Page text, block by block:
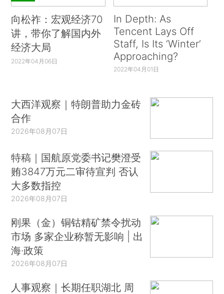
向松祚：宏观经济70
讲，带你了解国内外
经济大局
2022年04月06日
In Depth: As
Tencent Lays Off
Staff, Is Its ‘Winter’
Approaching?
2022年04月01日
大西洋观察｜特朗普助力金砖
合作
2026年08月07日
特稿｜国航原党委书记樊澄受
贿3847万元二审待宣判 否认
大多数指控
2026年08月07日
刚果（金）铜钴精矿禁令扰动
市场 多家企业称暂无影响 | 出
海·政策
2026年08月07日
人事观察｜长期任职湖北 周